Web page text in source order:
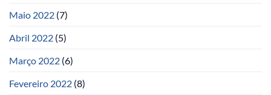
Maio 2022 (7)
Abril 2022 (5)
Março 2022 (6)
Fevereiro 2022 (8)